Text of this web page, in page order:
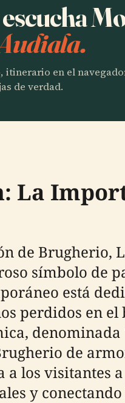
itinerario en el
de verdad.
La
de Brugherio,
símbolo de
está
perdidos en
de
los visitantes
y